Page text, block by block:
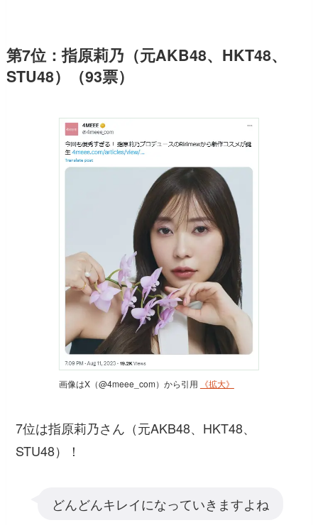
第7位：指原莉乃（元AKB48、HKT48、
STU48）（93票）
画像はX（@4meee_com）から引用 《拡大》
7位は指原莉乃さん（元AKB48、HKT48、
STU48）！
どんどんキレイになっていきますよね